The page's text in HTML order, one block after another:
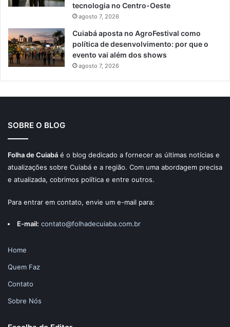
tecnologia no Centro-Oeste
agosto 7, 2026
Cuiabá aposta no AgroFestival como
política de desenvolvimento: por que o
evento vai além dos shows
agosto 7, 2026
SOBRE O BLOG
Folha de Cuiabá é o blog dedicado a fornecer as últimas notícias e
atualizações sobre Cuiabá e a região. Com uma abordagem precisa
e atualizada, cobrimos política e entre outros.
Para entrar em contato, envie um e-mail para:
E-mail: contato@folhadecuiaba.com.br
Home
Quem Faz
Contato
Sobre Nós